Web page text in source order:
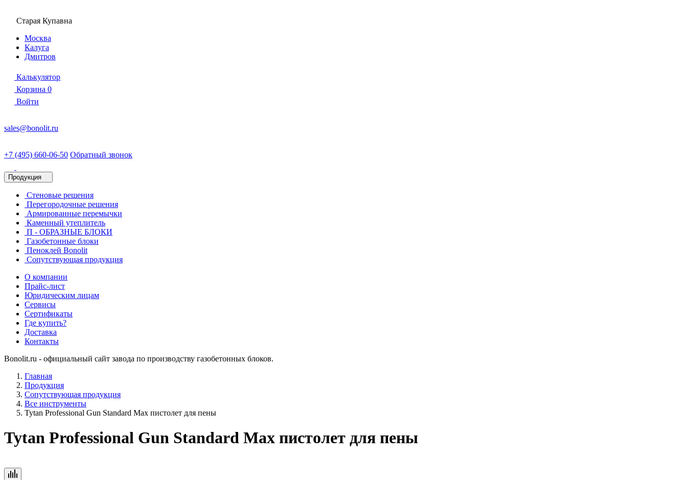
Старая Купавна
Москва
Калуга
Дмитров
Калькулятор
Корзина 0
Войти
sales@bonolit.ru
+7 (495) 660-06-50 Обратный звонок
Продукция
Стеновые решения
Перегородочные решения
Армированные перемычки
Каменный утеплитель
П - ОБРАЗНЫЕ БЛОКИ
Газобетонные блоки
Пеноклей Bonolit
Сопутствующая продукция
О компании
Прайс-лист
Юридическим лицам
Сервисы
Сертификаты
Где купить?
Доставка
Контакты
Bonolit.ru - официальный сайт завода по производству газобетонных блоков.
Главная
Продукция
Сопутствующая продукция
Все инструменты
Tytan Professional Gun Standard Max пистолет для пены
Tytan Professional Gun Standard Max пистолет для пены